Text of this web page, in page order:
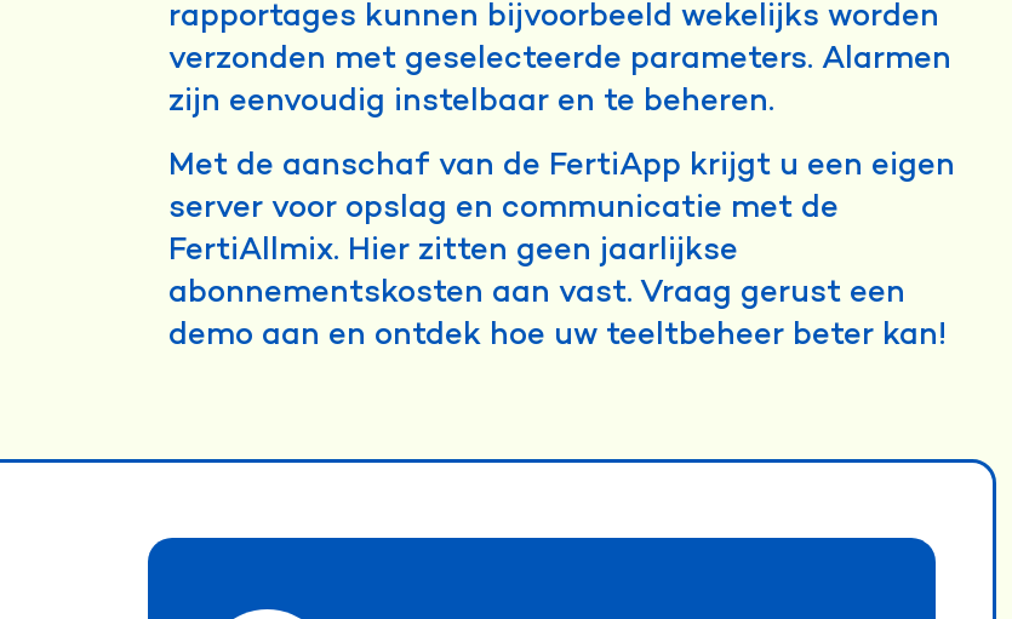
rapportages kunnen bijvoorbeeld wekelijks worden
verzonden met geselecteerde parameters. Alarmen
zijn eenvoudig instelbaar en te beheren.
Met de aanschaf van de FertiApp krijgt u een eigen
server voor opslag en communicatie met de
FertiAllmix. Hier zitten geen jaarlijkse
abonnementskosten aan vast. Vraag gerust een
demo aan en ontdek hoe uw teeltbeheer beter kan!